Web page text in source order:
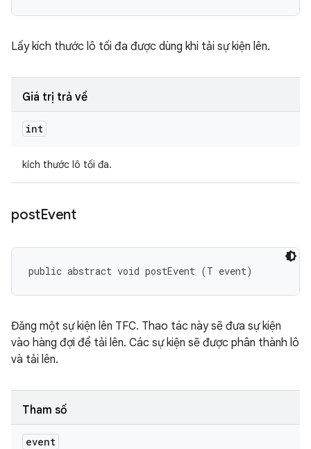
Lấy kích thước lô tối đa được dùng khi tải sự kiện lên.
Giá trị trả về
int
kích thước lô tối đa.
postEvent
public abstract void postEvent (T event)
Đăng một sự kiện lên TFC. Thao tác này sẽ đưa sự kiện
vào hàng đợi để tải lên. Các sự kiện sẽ được phân thành lô
và tải lên.
Tham số
event